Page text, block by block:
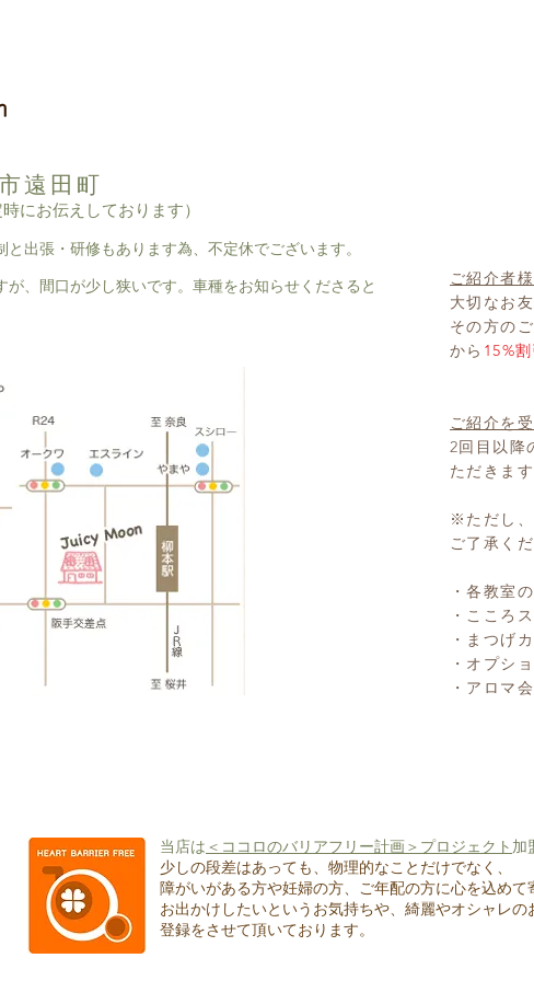
遠田町
にお伝えしております）
出張・研修もあります為、不定休でございます。
、間口が少し狭いです。車種をお知らせくださると
ご紹介者様
大切なお
その方の
から 15%割
ご紹介を
2回目以降
ただきます
※ただし、
ご了承くだ
・各教室
・こころ
・まつげ
・オプシ
・アロマ
当店は ＜ココロのバリアフリー計画＞プロジェクト 加
少しの段差はあっても、物理的なことだけでなく、
障がいがある方や妊婦の方、ご年配の方に心を込めて
お出かけしたいというお気持ちや、綺麗やオシャレ
登録をさせて頂いております。